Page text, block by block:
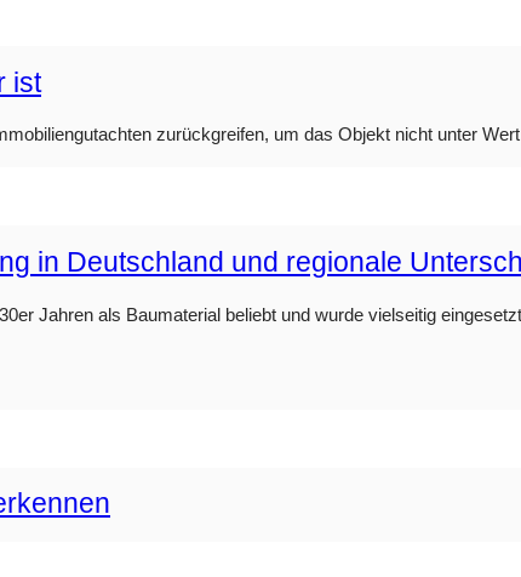
ist
zurückgreifen, um das Objekt nicht unter
in Deutschland und regionale
Jahren als Baumaterial beliebt und wurde vielseitig